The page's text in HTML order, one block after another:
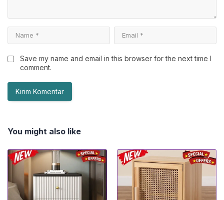
Save my name and email in this browser for the next time I
comment.
You might also like